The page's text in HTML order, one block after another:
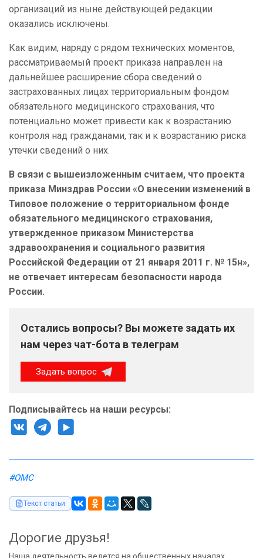
организаций из ныне действующей редакции
оказались исключены.
Как видим, наряду с рядом технических моментов,
рассматриваемый проект приказа направлен на
дальнейшее расширение сбора сведений о
застрахованных лицах территориальным фондом
обязательного медицинского страхования, что
потенциально может привести как к возрастанию
контроля над гражданами, так и к возрастанию риска
утечки сведений о них.
В связи с вышеизложенным считаем, что проекта
приказа Минздрав России «О внесении изменений в
Типовое положение о территориальном фонде
обязательного медицинского страхования,
утвержденное приказом Министерства
здравоохранения и социального развития
Российской Федерации от 21 января 2011 г. № 15н»,
не отвечает интересам безопасности народа
России.
Остались вопросы? Вы можете задать их
нам через чат-бота в телеграм
Задать вопрос
Подписывайтесь на наши ресурсы:
#ОМС
Текст статьи
Дорогие друзья!